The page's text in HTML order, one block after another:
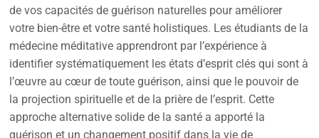
de vos capacités de guérison naturelles pour améliorer
votre bien-être et votre santé holistiques. Les étudiants de la
médecine méditative apprendront par l’expérience à
identifier systématiquement les états d’esprit clés qui sont à
l’œuvre au cœur de toute guérison, ainsi que le pouvoir de
la projection spirituelle et de la prière de l’esprit. Cette
approche alternative solide de la santé a apporté la
guérison et un changement positif dans la vie de